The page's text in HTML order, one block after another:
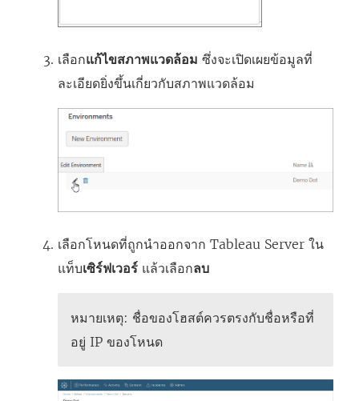
เลือกแก้ไขสภาพแวดล้อม ซึ่งจะเปิดเผยข้อมูลที่
ละเอียดยิ่งขึ้นเกี่ยวกับสภาพแวดล้อม
เลือกโหนดที่ถูกนำออกจาก Tableau Server ใน
แท็บเซิร์ฟเวอร์ แล้วเลือกลบ
หมายเหตุ: ชื่อของโฮสต์ควรตรงกับชื่อหรือที่
อยู่ IP ของโหนด